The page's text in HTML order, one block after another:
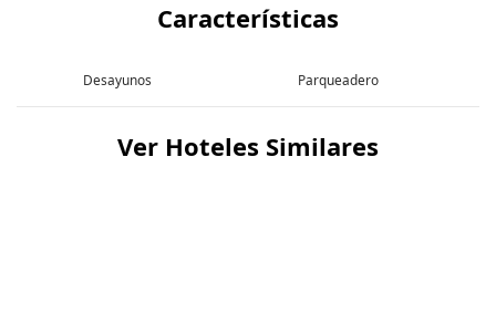
Características
Desayunos Parqueadero
Ver Hoteles Similares